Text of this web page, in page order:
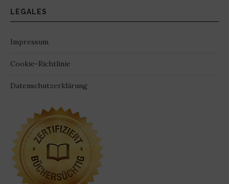
LEGALES
Impressum
Cookie-Richtlinie
Datenschutzerklärung